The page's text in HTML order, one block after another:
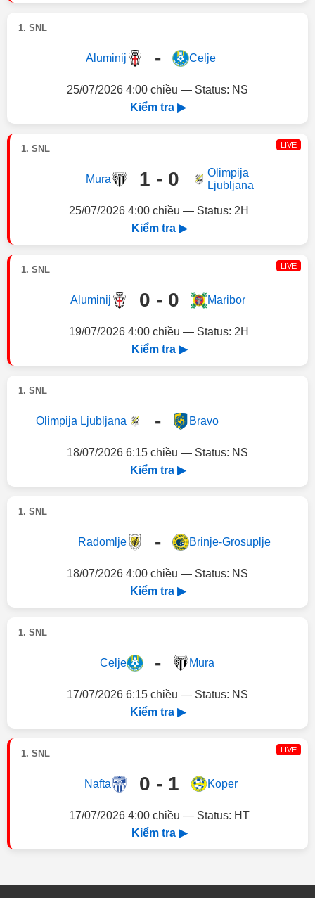
1. SNL
Aluminij - Celje
25/07/2026 4:00 chiều — Status: NS
Kiểm tra ▶
1. SNL LIVE
Mura 1 - 0
Olimpija
Ljubljana
25/07/2026 4:00 chiều — Status: 2H
Kiểm tra ▶
1. SNL LIVE
Aluminij 0 - 0 Maribor
19/07/2026 4:00 chiều — Status: 2H
Kiểm tra ▶
1. SNL
Olimpija Ljubljana - Bravo
18/07/2026 6:15 chiều — Status: NS
Kiểm tra ▶
1. SNL
Radomlje - Brinje-Grosuplje
18/07/2026 4:00 chiều — Status: NS
Kiểm tra ▶
1. SNL
Celje - Mura
17/07/2026 6:15 chiều — Status: NS
Kiểm tra ▶
1. SNL LIVE
Nafta 0 - 1 Koper
17/07/2026 4:00 chiều — Status: HT
Kiểm tra ▶